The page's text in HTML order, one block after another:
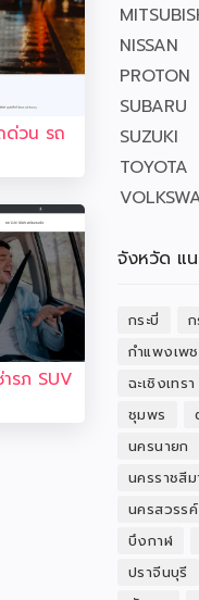
ด่วน รถ
รภ SUV
NISSAN
PROTON
SUBARU
SUZUKI
TOYOTA
จังหวัด แน
กระบี่
กำแพงเพ
ฉะเชิงเทรา
ชุมพร
นครนายก
นครราชสีม
นครสวรรค์
บึงกาฬ
ปราจีนบุรี